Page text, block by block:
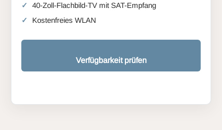
40-Zoll-Flachbild-TV mit SAT-Empfang
Kostenfreies WLAN
Verfügbarkeit prüfen